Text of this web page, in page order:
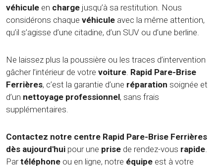
véhicule en charge jusqu’à sa restitution. Nous
considérons chaque véhicule avec la même attention,
qu’il s’agisse d’une citadine, d’un SUV ou d’une berline.
Ne laissez plus la poussière ou les traces d’intervention
gâcher l’intérieur de votre voiture. Rapid Pare-Brise
Ferrières, c’est la garantie d’une réparation soignée et
d’un nettoyage professionnel, sans frais
supplémentaires.
Contactez notre centre Rapid Pare-Brise Ferrières
dès aujourd'hui pour une prise de rendez-vous rapide.
Partéléphone ou en ligne, notre équipe est à votre